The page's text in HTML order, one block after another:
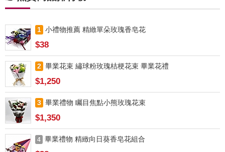
1 小禮物推薦 精緻單朵玫瑰香皂花
$38
2 畢業花束 繡球粉玫瑰桔梗花束 畢業花禮
$1,250
3 畢業禮物 矚目焦點小熊玫瑰花束
$1,350
4 畢業禮物 精緻向日葵香皂花組合